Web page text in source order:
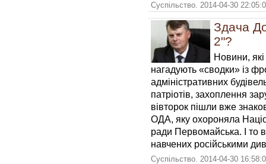
Суспільство. 2014-04-30
Здача
2"?
Новини,
нагадують «сводки» із
адміністративних
патріотів, захоплення
вівторок пішли вже
ОДА, яку охороняла
ради Первомайська. І то
навчених російськими
Суспільство. 2014-04-30